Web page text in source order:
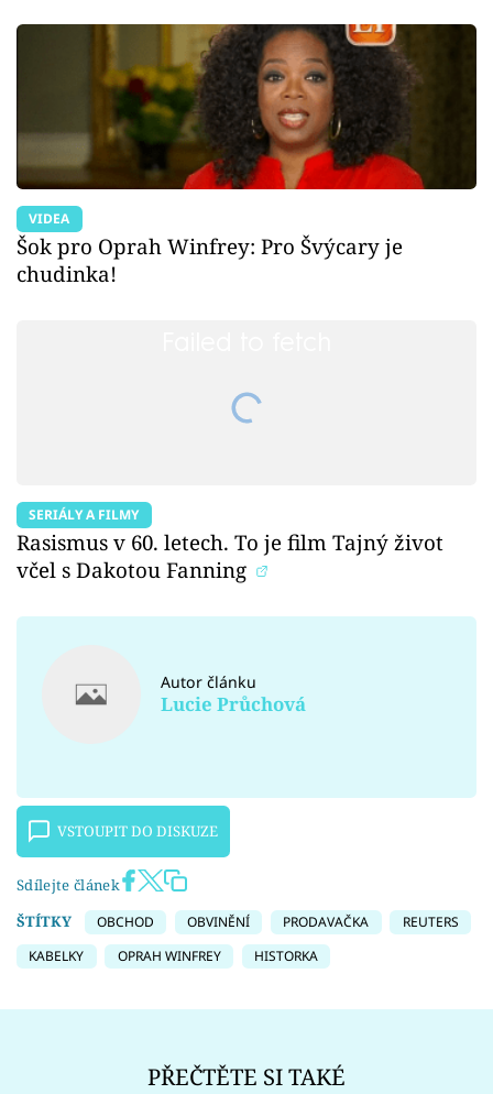
VIDEA
Šok pro Oprah Winfrey: Pro Švýcary je
chudinka!
SERIÁLY A FILMY
Rasismus v 60. letech. To je film Tajný život
včel s Dakotou Fanning
Autor článku
Lucie Průchová
VSTOUPIT DO DISKUZE
Sdílejte článek
ŠTÍTKY
OBCHOD OBVINĚNÍ PRODAVAČKA
REUTERS
KABELKY
OPRAH WINFREY HISTORKA
PŘEČTĚTE SI TAKÉ